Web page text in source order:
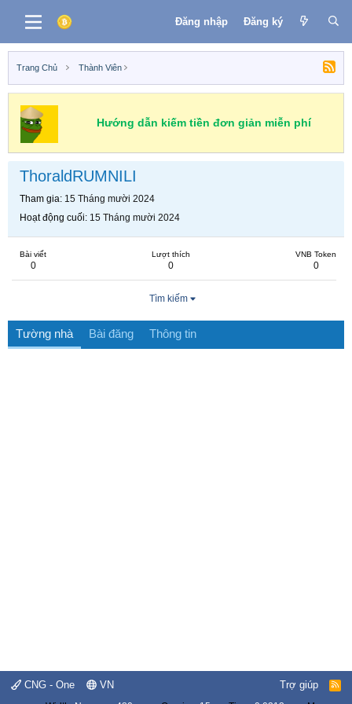
Đăng nhập Đăng ký
Trang Chủ Thành Viên
Hướng dẫn kiếm tiền đơn giản miễn phí
ThoraldRUMNILI
Tham gia 15 Tháng mười 2024
Hoạt động cuối 15 Tháng mười 2024
Bài viết
0
Lượt thích
0
VNB Token
0
Tìm kiếm
Tường nhà Bài đăng Thông tin
CNG - One VN Trợ giúp
R